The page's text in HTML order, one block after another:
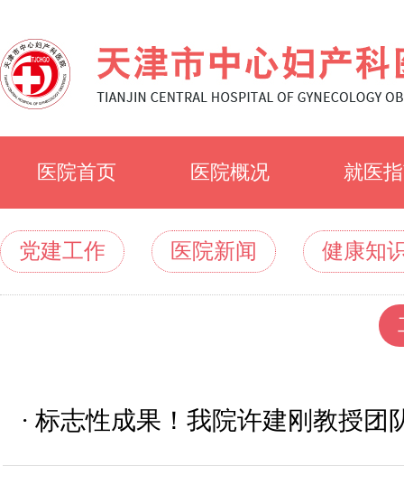
医院首页 医院概况
医院简介
就医
就诊
科室
党建工作 医院新闻 健康知
· 标志性成果！我院许建刚教授团